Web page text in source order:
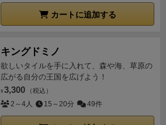
カートに追加する
キングドミノ
欲しいタイルを手に入れて、森や海、草原の
広がる自分の王国を広げよう！
¥ 3,300 （税込）
2～4人 15～20分 49件